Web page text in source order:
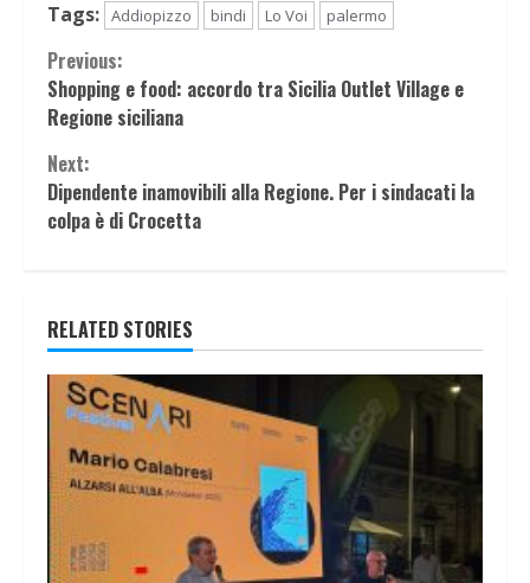
Tags: Addiopizzo bindi Lo Voi palermo
Continue
Reading
Previous:
Shopping e food: accordo tra Sicilia Outlet Village e
Regione siciliana
Next:
Dipendente inamovibili alla Regione. Per i sindacati la
colpa è di Crocetta
RELATED STORIES